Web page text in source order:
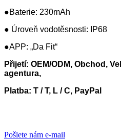
●Baterie: 230mAh
● Úroveň vodotěsnosti: IP68
●APP: „Da Fit“
Přijetí: OEM/ODM, Obchod,
agentura,
Platba: T / T, L / C, PayPal
Pošlete nám e-mail